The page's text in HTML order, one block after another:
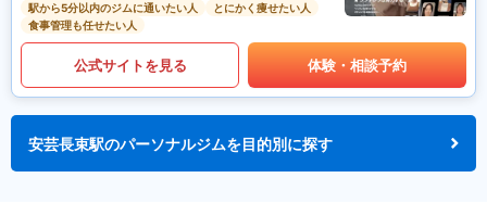
駅から5分以内のジムに通いたい人
とにかく痩せたい人
食事管理も任せたい人
公式サイトを見る 体験・相談予約
安芸長束駅のパーソナルジムを目的別に探す